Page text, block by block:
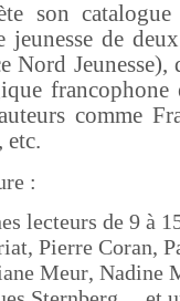
son
jeunesse de
Nord
francophone
comme
etc.
:
lecteurs de 9 à
Pierre Coran,
Meur, Nadine